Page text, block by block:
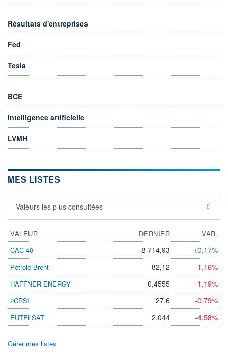
Résultats d'entreprises
Fed
Tesla
BCE
Intelligence artificielle
LVMH
MES LISTES
Valeurs les plus consultées
VALEUR DERNIER
VAR.
CAC 40
8 714,93 +0,17%
Pétrole Brent 82,12 -1,16%
HAFFNER ENERGY 0,4555 -1,19%
2CRSI 27,6 -0,79%
EUTELSAT 2,044 -4,58%
Gérer mes listes